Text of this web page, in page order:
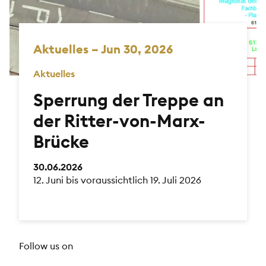
Aktuelles – Jun 30, 2026
Aktuelles
Sperrung der Treppe an
der Ritter-von-Marx-
Brücke
30.06.2026
12. Juni bis voraussichtlich 19. Juli 2026
Follow us on